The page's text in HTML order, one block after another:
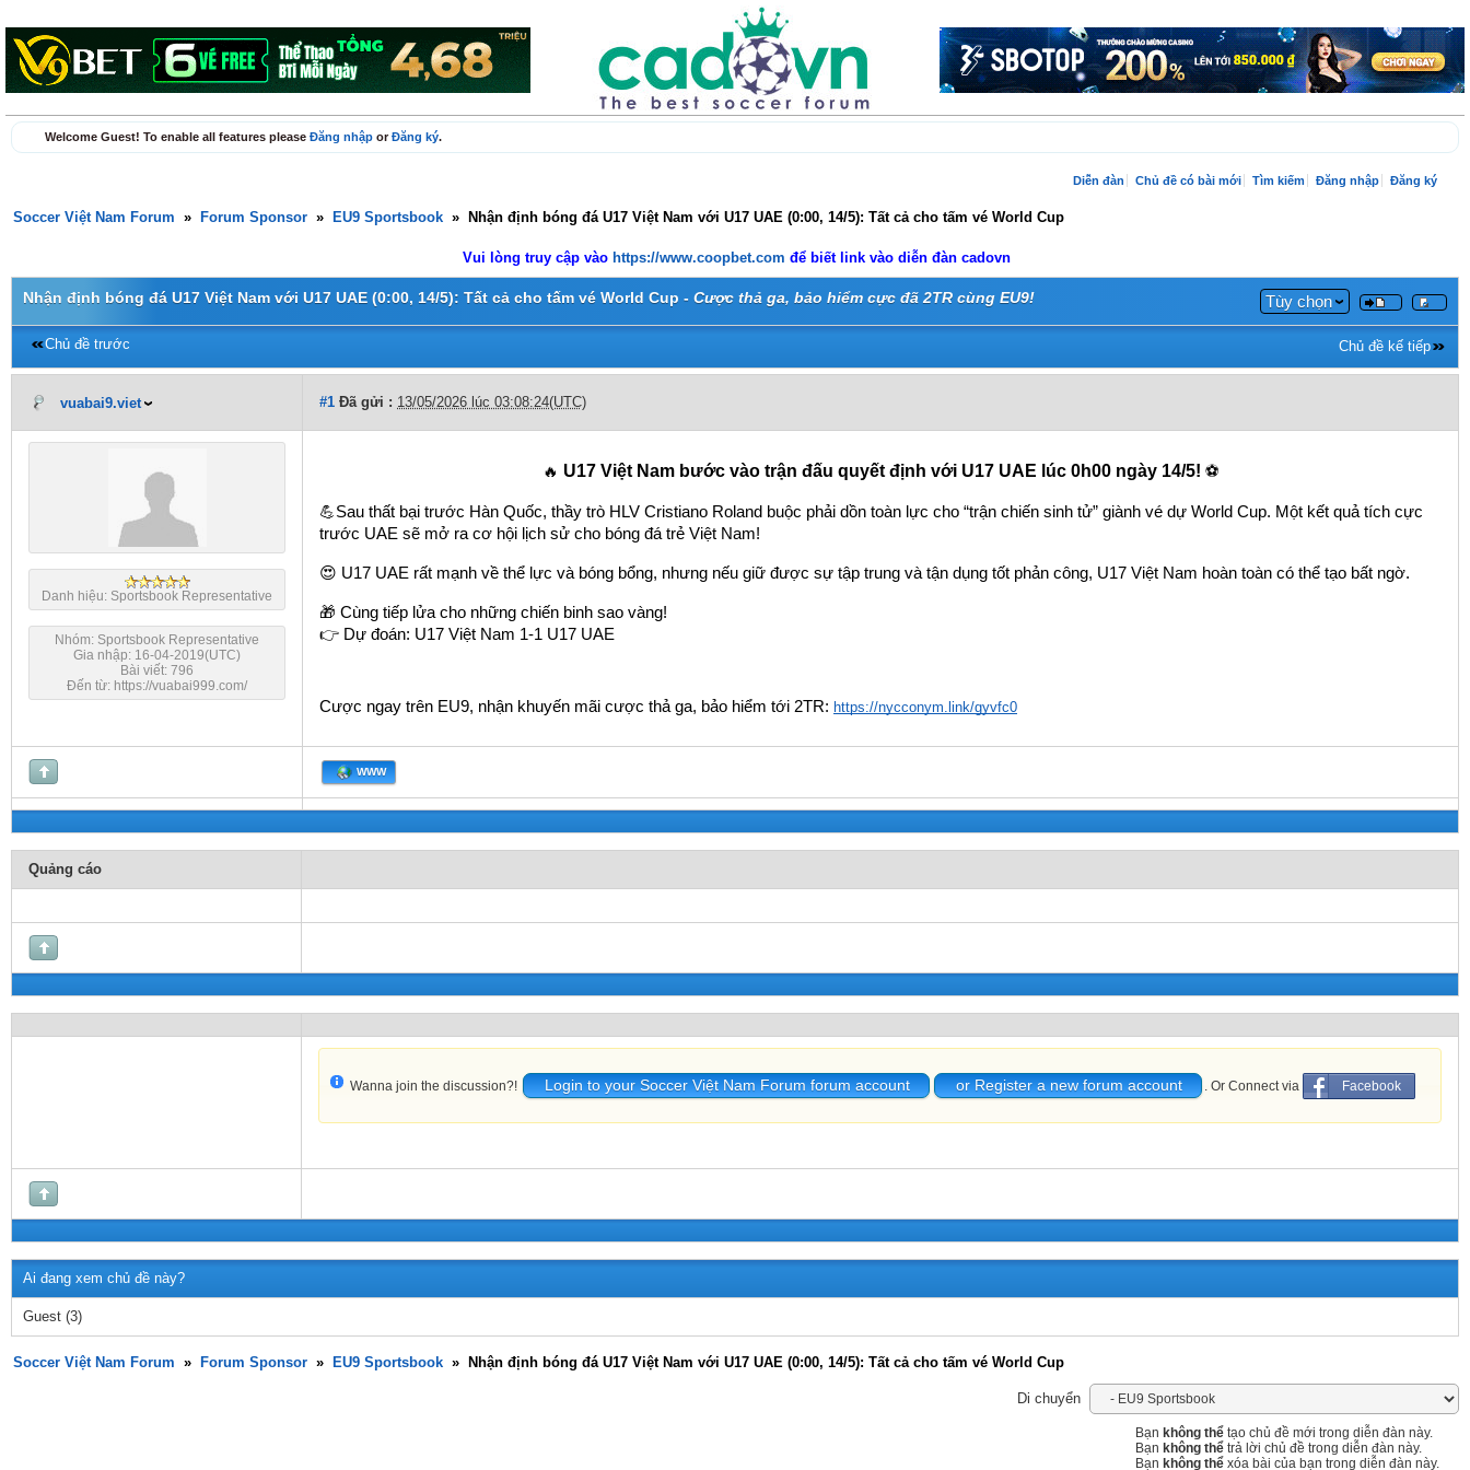
Welcome Guest! To enable all features please Đăng nhập orĐăng ký.
Diễn đàn Chủ đề có bài mới Tìm kiếm Đăng nhập Đăng ký
Soccer Việt Nam Forum » Forum Sponsor » EU9 Sportsbook » Nhận định bóng đá U17 Việt Nam với U17 UAE (0:00, 14/5): Tất cả cho tấm vé World Cup
Vui lòng truy cập vào https://www.coopbet.comđể biết link vào diễn đàn cadovn
Nhận định bóng đá U17 Việt Nam với U17 UAE (0:00, 14/5): Tất cả cho tấm vé World Cup - Cược thả ga, bảo hiểm cực đã 2TR cùng EU9! Tùy chọn
Chủ đề trước Chủ đề kế tiếp
vuabai9.viet #1 Đã gửi : 13/05/2026 lúc 03:08:24(UTC)
Danh hiệu: Sportsbook Representative
Nhóm: Sportsbook Representative
Gia nhập: 16-04-2019(UTC)
Bài viết: 796
Đến từ: https://vuabai999.com/
🔥 U17 Việt Nam bước vào trận đấu quyết định với U17 UAE lúc 0h00 ngày 14/5! ⚽
💪Sau thất bại trước Hàn Quốc, thầy trò HLV Cristiano Roland buộc phải dồn toàn lực cho “trận chiến sinh tử” giành vé dự World Cup. Một kết quả tích cực
trước UAE sẽ mở ra cơ hội lịch sử cho bóng đá trẻ Việt Nam!
😍 U17 UAE rất mạnh về thể lực và bóng bổng, nhưng nếu giữ được sự tập trung và tận dụng tốt phản công, U17 Việt Nam hoàn toàn có thể tạo bất ngờ.
🎁 Cùng tiếp lửa cho những chiến binh sao vàng!
👉 Dự đoán: U17 Việt Nam 1-1 U17 UAE
Cược ngay trên EU9, nhận khuyến mãi cược thả ga, bảo hiểm tới 2TR: https://nycconym.link/gyvfc0
WWW
Quảng cáo
Wanna join the discussion?! Login to your Soccer Việt Nam Forum forum account or Register a new forum account . Or Connect via Facebook
Ai đang xem chủ đề này?
Guest (3)
Soccer Việt Nam Forum » Forum Sponsor » EU9 Sportsbook » Nhận định bóng đá U17 Việt Nam với U17 UAE (0:00, 14/5): Tất cả cho tấm vé World Cup
Di chuyển
Bạn không thể tạo chủ đề mới trong diễn đàn này.
Bạn không thể trả lời chủ đề trong diễn đàn này.
Bạn không thể xóa bài của bạn trong diễn đàn này.